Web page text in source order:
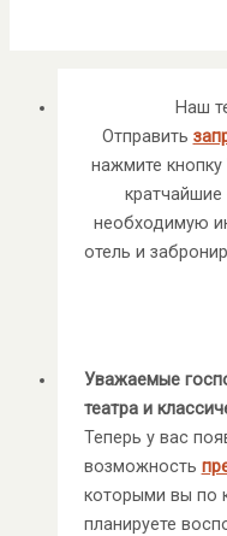
Наш
Отправить
нажмите
необходимую
отель и
Уважаемые
театра и
Теперь у вас
возможность
которыми вы по
планируете